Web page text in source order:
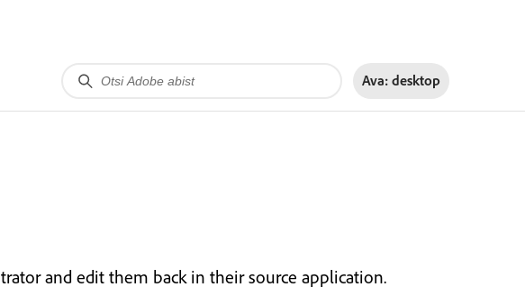
Ava: desktop
and edit them back in their source application.